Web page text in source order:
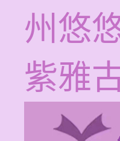
州悠
紫雅